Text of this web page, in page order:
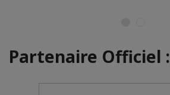
Partenaire Officiel :